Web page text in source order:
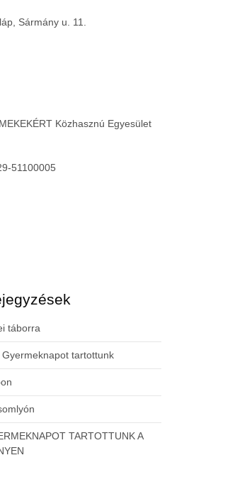
Sármány u. 11.
Közhasznú Egyesület
51100005
táborra
tartottunk
TARTOTTUNK A